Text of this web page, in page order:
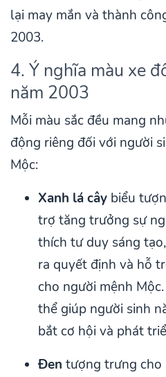
lại may mắn và thành
2003.
4. Ý nghĩa màu xe
năm 2003
Mỗi màu sắc đều mang
động riêng đối với người
Mộc:
Xanh lá cây biểu
trợ tăng trưởng sự
thích tư duy sáng
ra quyết định và hỗ
cho người mệnh
thể giúp người sinh
bắt cơ hội và phát
Đen tượng trưng cho